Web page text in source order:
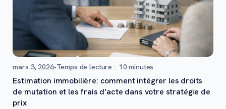
mars 3, 2026•Temps de lecture : 10 minutes
Estimation immobilière: comment intégrer les droits
de mutation et les frais d’acte dans votre stratégie de
prix